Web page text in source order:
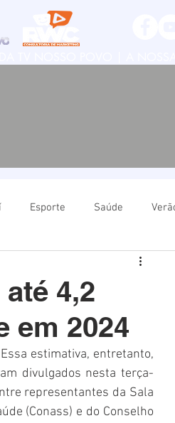
Esporte Saúde
Imbituba
1 Destaques 2
4,2
em 2024
estimativa, entretanto,
divulgados nesta terça-
representantes da Sala
(Conass) e do Conselho